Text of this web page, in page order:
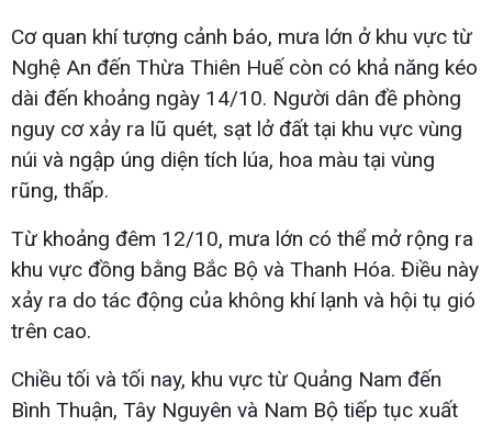
Cơ quan khí tượng cảnh báo, mưa lớn ở khu vực từ
Nghệ An đến Thừa Thiên Huế còn có khả năng kéo
dài đến khoảng ngày 14/10. Người dân đề phòng
nguy cơ xảy ra lũ quét, sạt lở đất tại khu vực vùng
núi và ngập úng diện tích lúa, hoa màu tại vùng
rũng, thấp.
Từ khoảng đêm 12/10, mưa lớn có thể mở rộng ra
khu vực đồng bằng Bắc Bộ và Thanh Hóa. Điều này
xảy ra do tác động của không khí lạnh và hội tụ gió
trên cao.
Chiều tối và tối nay, khu vực từ Quảng Nam đến
Bình Thuận, Tây Nguyên và Nam Bộ tiếp tục xuất